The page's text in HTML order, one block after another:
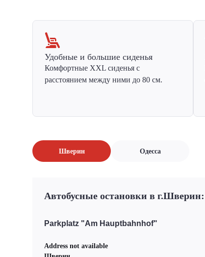
Удобные и большие сиденья
Комфортные XXL сиденья с
расстоянием между ними до 80 см.
Шверин Одесса
Автобусные остановки в г.Шверин:
Parkplatz "Am Hauptbahnhof"
Address not available